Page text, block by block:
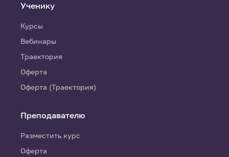
Ученику
Курсы
Вебинары
Траектория
Оферта
Оферта (Траектория)
Преподавателю
Разместить курс
Оферта